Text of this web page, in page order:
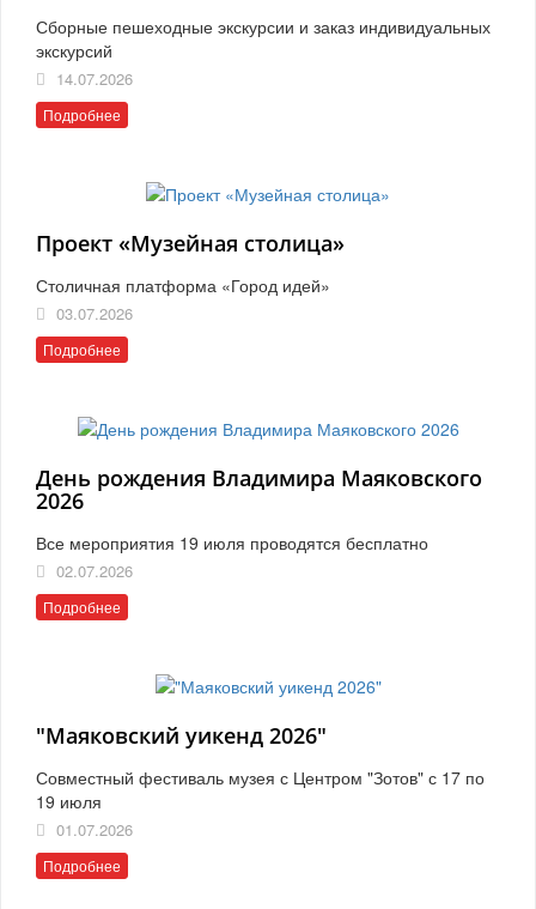
Сборные пешеходные экскурсии и заказ индивидуальных
экскурсий
14.07.2026
Подробнее
Проект «Музейная столица»
Столичная платформа «Город идей»
03.07.2026
Подробнее
День рождения Владимира Маяковского
2026
Все мероприятия 19 июля проводятся бесплатно
02.07.2026
Подробнее
"Маяковский уикенд 2026"
Совместный фестиваль музея с Центром "Зотов" с 17 по
19 июля
01.07.2026
Подробнее